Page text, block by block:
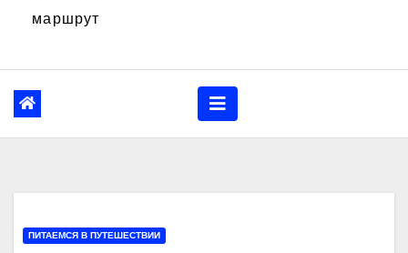
маршрут
ПИТАЕМСЯ В ПУТЕШЕСТВИИ